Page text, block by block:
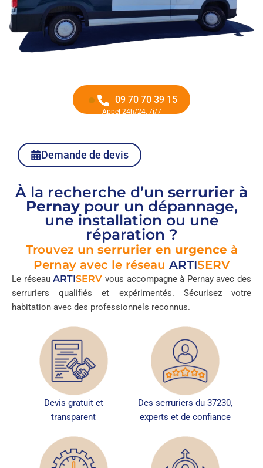
09 70 70 39 15
Appel 24h/24, 7j/7
Demande de devis
À la recherche d’un serrurier à
Pernaypour un dépannage,
une installation ou une
réparation ?
Trouvez un serrurier en urgence à
Pernay avec le réseau ARTISERV
Le réseauARTISERV vous accompagne à Pernay avec des
serruriers qualifiés et expérimentés. Sécurisez votre
habitation avec des professionnels reconnus.
Devis gratuit et
transparent
Des serruriers du 37230,
experts et de confiance